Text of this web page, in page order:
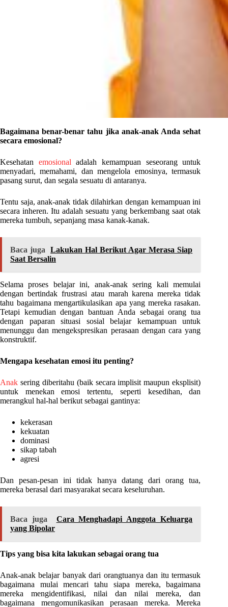
Bagaimana benar-benar tahu jika anak-anak Anda sehat
secara emosional?
Kesehatan emosional adalah kemampuan seseorang untuk
menyadari, memahami, dan mengelola emosinya, termasuk
pasang surut, dan segala sesuatu di antaranya.
Tentu saja, anak-anak tidak dilahirkan dengan kemampuan ini
secara inheren. Itu adalah sesuatu yang berkembang saat otak
mereka tumbuh, sepanjang masa kanak-kanak.
Baca juga
Lakukan Hal Berikut Agar Merasa Siap
Saat Bersalin
Selama proses belajar ini, anak-anak sering kali memulai
dengan bertindak frustrasi atau marah karena mereka tidak
tahu bagaimana mengartikulasikan apa yang mereka rasakan.
Tetapi kemudian dengan bantuan Anda sebagai orang tua
dengan paparan situasi sosial belajar kemampuan untuk
menunggu dan mengekspresikan perasaan dengan cara yang
konstruktif.
Mengapa kesehatan emosi itu penting?
Anak sering diberitahu (baik secara implisit maupun eksplisit)
untuk menekan emosi tertentu, seperti kesedihan, dan
merangkul hal-hal berikut sebagai gantinya:
kekerasan
kekuatan
dominasi
sikap tabah
agresi
Dan pesan-pesan ini tidak hanya datang dari orang tua,
mereka berasal dari masyarakat secara keseluruhan.
Baca juga
Cara Menghadapi Anggota Keluarga
yang Bipolar
Tips yang bisa kita lakukan sebagai orang tua
Anak-anak belajar banyak dari orangtuanya dan itu termasuk
bagaimana mulai mencari tahu siapa mereka, bagaimana
mereka mengidentifikasi, nilai dan nilai mereka, dan
bagaimana mengomunikasikan perasaan mereka. Mereka